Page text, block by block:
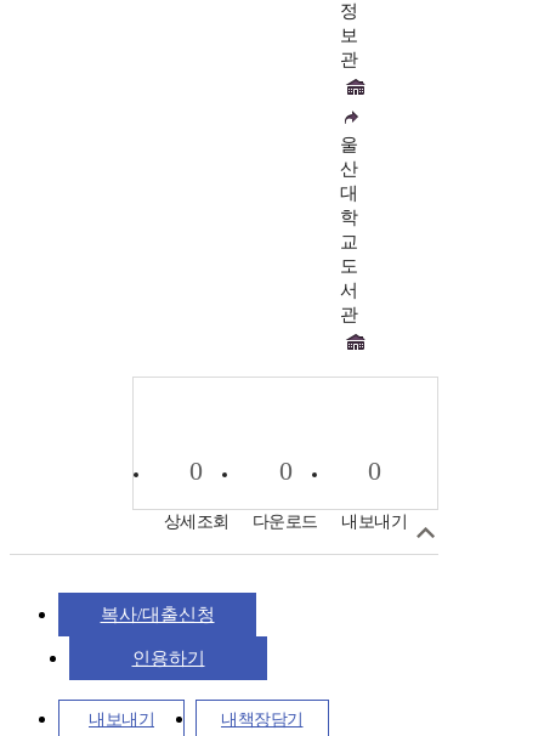
정
보
관
울
산
대
학
교
도
서
관
0
상세조회
0
다운로드
0
내보내기
복사/대출신청
인용하기
내보내기 내책장담기